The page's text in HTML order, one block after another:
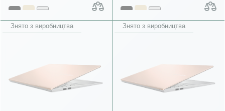
Знято з виробництва Знято з виробництва